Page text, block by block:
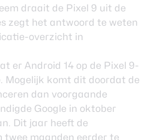
draait de Pixel 9 uit de
zegt het antwoord te weten
overzicht in
er Android 14 op de Pixel 9-
Mogelijk komt dit doordat de
dan voorgaande
Google in oktober
Dit jaar heeft de
twee maanden eerder te